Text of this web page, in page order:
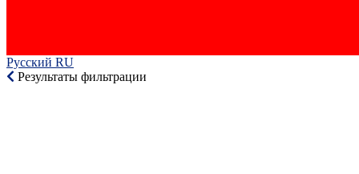
Русский RU‎
Результаты фильтрации